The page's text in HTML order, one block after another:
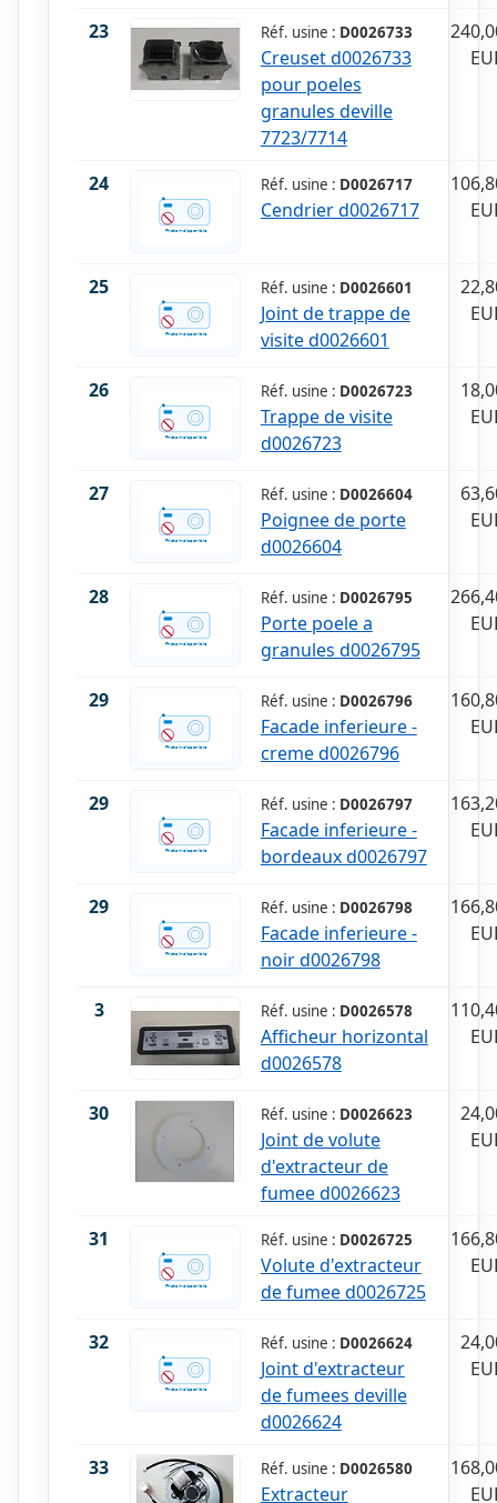
23 Réf. usine : D0026733
Creuset d0026733
pour poeles
granules deville
7723/7714
24 Réf. usine : D0026717
Cendrier d0026717
25 Réf. usine : D0026601
Joint de trappe de
visite d0026601
26 Réf. usine : D0026723
Trappe de visite
d0026723
27 Réf. usine : D0026604
Poignee de porte
d0026604
28 Réf. usine : D0026795
Porte poele a
granules d0026795
29 Réf. usine : D0026796
Facade inferieure -
creme d0026796
29 Réf. usine : D0026797
Facade inferieure -
bordeaux d0026797
29 Réf. usine : D0026798
Facade inferieure -
noir d0026798
3 Réf. usine : D0026578
Afficheur horizontal
d0026578
30 Réf. usine : D0026623
Joint de volute
d'extracteur de
fumee d0026623
31 Réf. usine : D0026725
Volute d'extracteur
de fumee d0026725
32 Réf. usine : D0026624
Joint d'extracteur
de fumees deville
d0026624
33 Réf. usine : D0026580
Extracteur